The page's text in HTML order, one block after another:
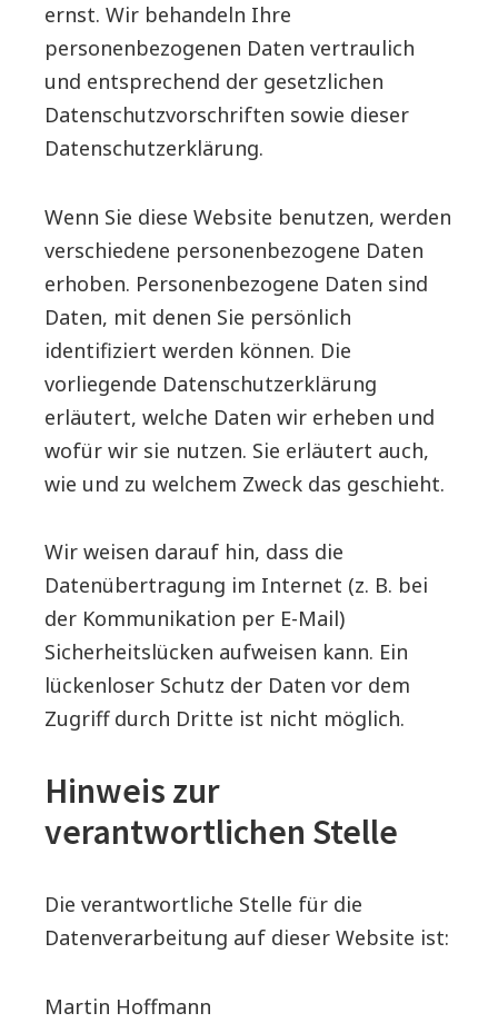
ernst. Wir behandeln Ihre
personenbezogenen Daten vertraulich
und entsprechend der gesetzlichen
Datenschutzvorschriften sowie dieser
Datenschutzerklärung.
Wenn Sie diese Website benutzen, werden
verschiedene personenbezogene Daten
erhoben. Personenbezogene Daten sind
Daten, mit denen Sie persönlich
identifiziert werden können. Die
vorliegende Datenschutzerklärung
erläutert, welche Daten wir erheben und
wofür wir sie nutzen. Sie erläutert auch,
wie und zu welchem Zweck das geschieht.
Wir weisen darauf hin, dass die
Datenübertragung im Internet (z. B. bei
der Kommunikation per E-Mail)
Sicherheitslücken aufweisen kann. Ein
lückenloser Schutz der Daten vor dem
Zugriff durch Dritte ist nicht möglich.
Hinweis zur
verantwortlichen Stelle
Die verantwortliche Stelle für die
Datenverarbeitung auf dieser Website ist:
Martin Hoffmann